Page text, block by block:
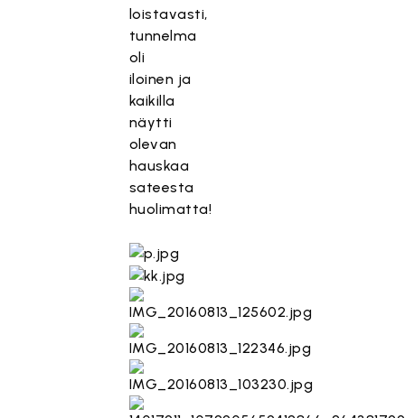
loistavasti,
tunnelma
oli
iloinen ja
kaikilla
näytti
olevan
hauskaa
sateesta
huolimatta!